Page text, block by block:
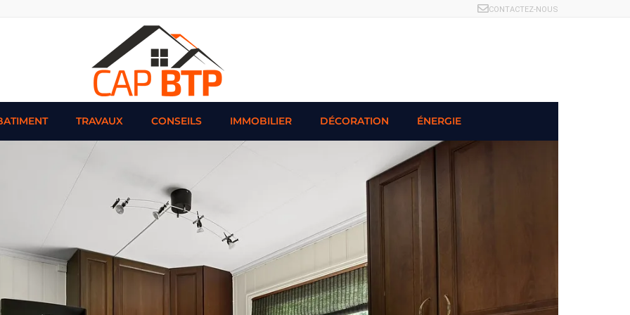
CONTACTEZ-NOUS
TRAVAUX CONSEILS IMMOBILIER DÉCORATION ÉNERGIE